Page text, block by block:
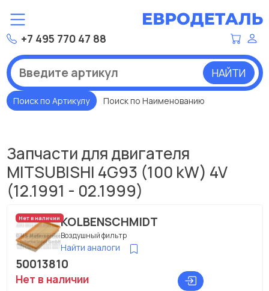
+7 495 770 47 88
НАЙТИ
Поиск по Артикулу Поиск по Наименованию
Запчасти для двигателя
MITSUBISHI 4G93 (100 kW) 4V
(12.1991 - 02.1999)
Нет в наличииKOLBENSCHMIDT
Воздушный фильтр
Найти аналоги
50013810
Нет в наличии